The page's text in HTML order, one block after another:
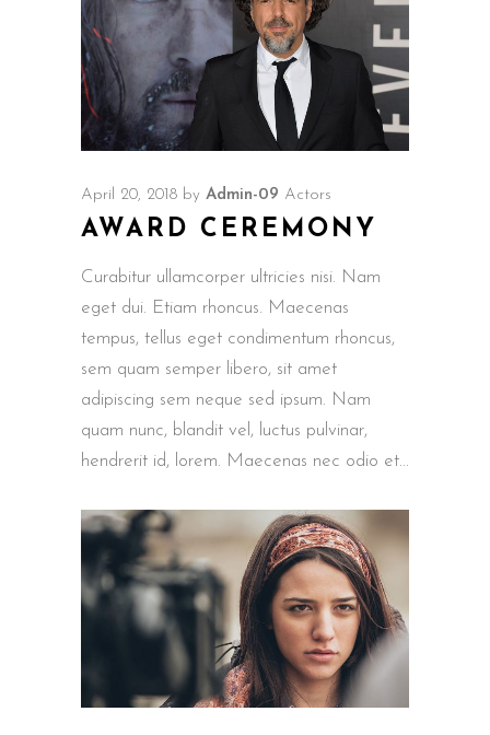
April 20, 2018 by Admin-09 Actors
AWARD CEREMONY
Curabitur ullamcorper ultricies nisi. Nam
eget dui. Etiam rhoncus. Maecenas
tempus, tellus eget condimentum rhoncus,
sem quam semper libero, sit amet
adipiscing sem neque sed ipsum. Nam
quam nunc, blandit vel, luctus pulvinar,
hendrerit id, lorem. Maecenas nec odio et